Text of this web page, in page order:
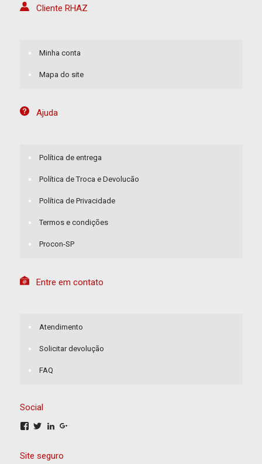
Cliente RHAZ
Minha conta
Mapa do site
Ajuda
Política de entrega
Política de Troca e Devolucão
Política de Privacidade
Termos e condições
Procon-SP
Entre em contato
Atendimento
Solicitar devolução
FAQ
Social
Ver
Rhaz-
Ver
lojarhaz
Ver
#
Site seguro